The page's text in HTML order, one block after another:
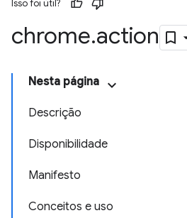
Isso foi útil?
chrome.action
Nesta página
Descrição
Disponibilidade
Manifesto
Conceitos e uso